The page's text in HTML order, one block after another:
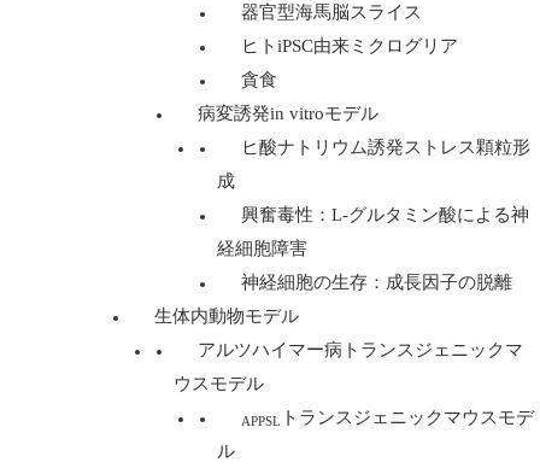
器官型海馬脳スライス
ヒトiPSC由来ミクログリア
貪食
病変誘発in vitroモデル
ヒ酸ナトリウム誘発ストレス顆粒形
成
興奮毒性：L-グルタミン酸による神
経細胞障害
神経細胞の生存：成長因子の脱離
生体内動物モデル
アルツハイマー病トランスジェニックマ
ウスモデル
APPSL トランスジェニックマウスモデ
ル